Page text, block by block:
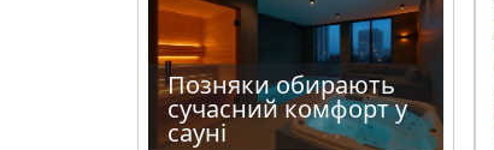
Позняки обирають
сучасний комфорт у
сауні